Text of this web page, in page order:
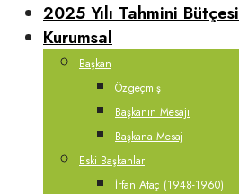
2025 Yılı Tahmini Bütçesi
Kurumsal
Başkan
Özgeçmiş
Başkanın Mesajı
Başkana Mesaj
Eski Başkanlar
İrfan Ataç (1948-1960)